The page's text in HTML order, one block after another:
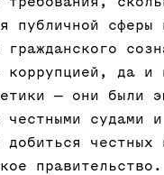
публичной
гражданского
коррупцией, да и
— они были
честными судами
добиться
правительство.